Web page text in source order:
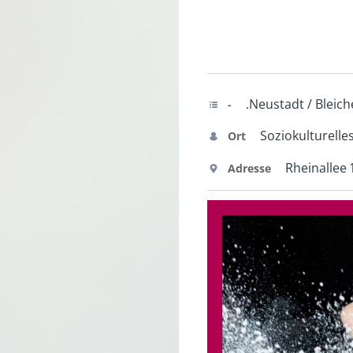
- .Neustadt /
Ort
Adresse Rheinallee